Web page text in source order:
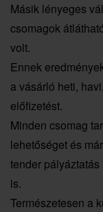
Másik lényeges
csomagok
volt.
Ennek
a vásárló heti,
előfizetést.
Minden csomag
lehetőséget és
tender
is.
Természetesen a